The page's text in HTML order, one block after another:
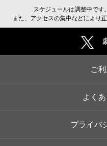
スケジュールは調整中です
また、アクセスの集中などにより
ご
よく
プライバ